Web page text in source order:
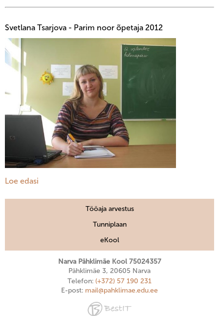
Svetlana Tsarjova - Parim noor õpetaja 2012
Loe edasi
Tööaja arvestus
Tunniplaan
eKool
Narva Pähklimäe Kool 75024357
Pähklimäe 3, 20605 Narva
Telefon: (+372) 57 190 231
E-post: mail@pahklimae.edu.ee